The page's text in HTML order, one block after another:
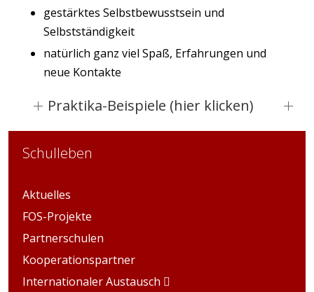
gestärktes Selbstbewusstsein und
Selbstständigkeit
natürlich ganz viel Spaß, Erfahrungen und
neue Kontakte
Praktika-Beispiele (hier klicken)
Schulleben
Aktuelles
FOS-Projekte
Partnerschulen
Kooperationspartner
Internationaler Austausch